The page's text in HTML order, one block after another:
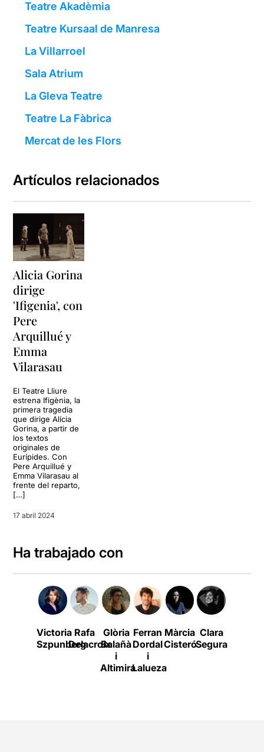
Teatre Akadèmia
Teatre Kursaal de Manresa
La Villarroel
Sala Atrium
La Gleva Teatre
Teatre La Fàbrica
Mercat de les Flors
Artículos relacionados
Alicia Gorina
dirige
'Ifigenia', con
Pere
Arquillué y
Emma
Vilarasau
El Teatre Lliure
estrena Ifigènia, la
primera tragedia
que dirige Alícia
Gorina, a partir de
los textos
originales de
Eurípides. Con
Pere Arquillué y
Emma Vilarasau al
frente del reparto,
[…]
17 abril 2024
Ha trabajado con
Victoria
Szpunberg
Rafa
Delacroix
Glòria
Balañà
i
Altimira
Ferran
Dordal
i
Lalueza
Màrcia
Cisteró
Clara
Segura